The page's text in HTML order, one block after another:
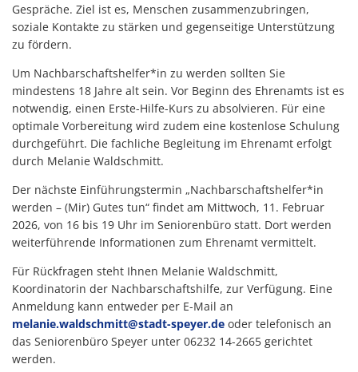
Gespräche. Ziel ist es, Menschen zusammenzubringen,
soziale Kontakte zu stärken und gegenseitige Unterstützung
zu fördern.
Um Nachbarschaftshelfer*in zu werden sollten Sie
mindestens 18 Jahre alt sein. Vor Beginn des Ehrenamts ist es
notwendig, einen Erste-Hilfe-Kurs zu absolvieren. Für eine
optimale Vorbereitung wird zudem eine kostenlose Schulung
durchgeführt. Die fachliche Begleitung im Ehrenamt erfolgt
durch Melanie Waldschmitt.
Der nächste Einführungstermin „Nachbarschaftshelfer*in
werden – (Mir) Gutes tun“ findet am Mittwoch, 11. Februar
2026, von 16 bis 19 Uhr im Seniorenbüro statt. Dort werden
weiterführende Informationen zum Ehrenamt vermittelt.
Für Rückfragen steht Ihnen Melanie Waldschmitt,
Koordinatorin der Nachbarschaftshilfe, zur Verfügung. Eine
Anmeldung kann entweder per E-Mail an
melanie.waldschmitt@stadt-speyer.de oder telefonisch an
das Seniorenbüro Speyer unter 06232 14-2665 gerichtet
werden.